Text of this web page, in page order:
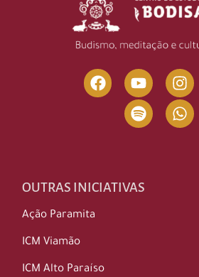
OUTRAS INICIATIVAS
Ação Paramita
ICM Viamão
ICM Alto Paraíso